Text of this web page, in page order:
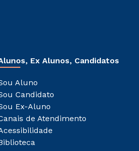
Ex Alunos, Candidatos
Aluno
Candidato
Ex-Aluno
de Atendimento